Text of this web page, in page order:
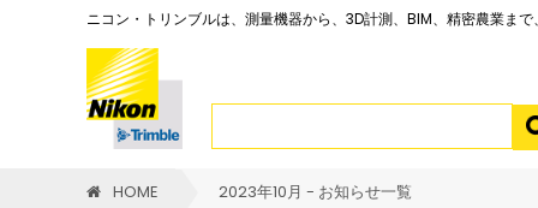
ニコン・トリンブルは、測量機器から、3D計測、BIM、精密農業ま
HOME 2023年10月 - お知らせ一覧